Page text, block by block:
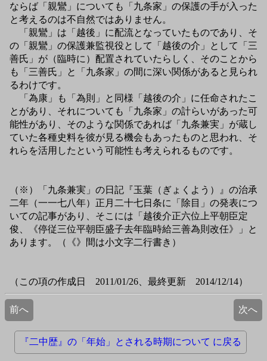
ならば「親鸞」についても「九条家」の保護の手が入った
と考えるのは不自然ではありません。
「親鸞」は「越後」に配流となっていたものであり、そ
の「親鸞」の保護兼監視役として「越後の介」として「三
善氏」が（臨時に）配置されていたらしく、そのことから
も「三善氏」と「九条家」の間に深い関係があると見られ
るわけです。
「為康」も「為則」と同様「越後の介」に任命されたこ
とがあり、それについても「九条家」の計らいがあった可
能性があり、そのような関係であれば「九条兼実」が蔵し
ていた各種史料を彼が見る機会もあったものと思われ、そ
れらを活用したという可能性も考えられるものです。
（※）「九条兼実」の日記『玉葉（ぎょくよう）』の治承
二年（一一七八年）正月二十七日条に「除目」の発表につ
いての記事があり、そこには「越後介正六位上平朝臣定
俊、《停従三位平朝臣盛子去年臨時給三善為則改任》」と
あります。（《》間は小文字二行書き）
（この項の作成日 2011/01/26、最終更新 2014/12/14）
前へ 次へ
『二中歴』の「年始」とされる時期について に戻る